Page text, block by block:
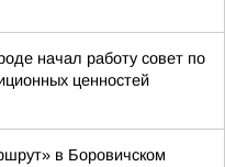
начал работу совет по
ценностей
в Боровичском